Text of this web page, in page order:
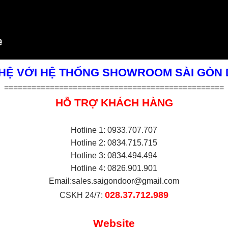
VỚI HỆ THỐNG SHOWROOM SÀI GÒN
================================================
HỖ TRỢ KHÁCH HÀNG
Hotline 1: 0933.707.707
Hotline 2: 0834.715.715
Hotline 3: 0834.494.494
Hotline 4: 0826.901.901
Email:sales.saigondoor@gmail.com
CSKH 24/7: 028.37.712.989
Website